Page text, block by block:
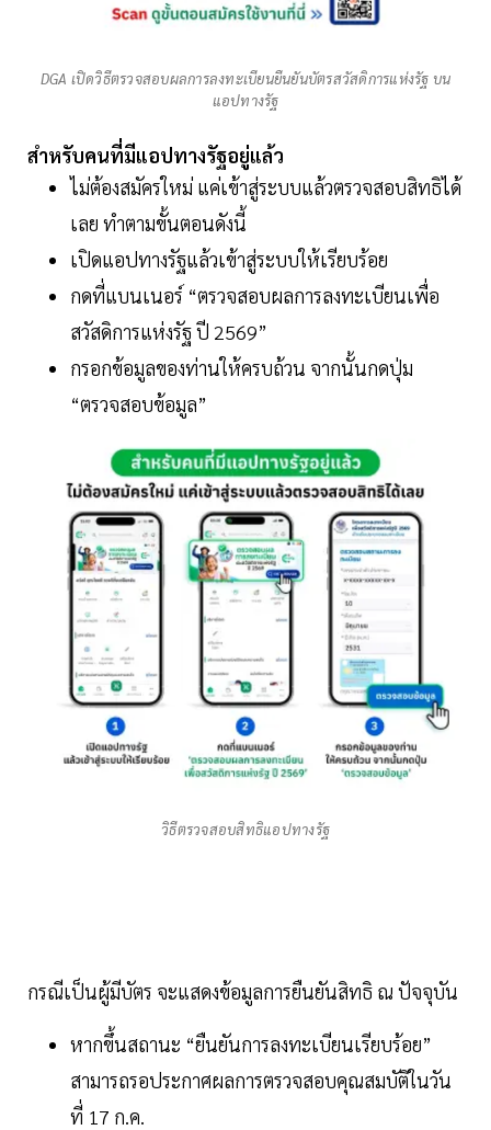
DGA เปิดวิธีตรวจสอบผลการลงทะเบียนยืนยันบัตรสวัสดิการแห่งรัฐ บน
แอปทางรัฐ
สำหรับคนที่มีแอปทางรัฐอยู่แล้ว
ไม่ต้องสมัครใหม่ แค่เข้าสู่ระบบแล้วตรวจสอบสิทธิได้
เลย ทำตามขั้นตอนดังนี้
เปิดแอปทางรัฐแล้วเข้าสู่ระบบให้เรียบร้อย
กดที่แบนเนอร์ “ตรวจสอบผลการลงทะเบียนเพื่อ
สวัสดิการแห่งรัฐ ปี 2569”
กรอกข้อมูลของท่านให้ครบถ้วน จากนั้นกดปุ่ม
“ตรวจสอบข้อมูล”
วิธีตรวจสอบสิทธิแอปทางรัฐ
กรณีเป็นผู้มีบัตร จะแสดงข้อมูลการยืนยันสิทธิ ณ ปัจจุบัน
หากขึ้นสถานะ “ยืนยันการลงทะเบียนเรียบร้อย”
สามารถรอประกาศผลการตรวจสอบคุณสมบัติในวัน
ที่ 17 ก.ค.